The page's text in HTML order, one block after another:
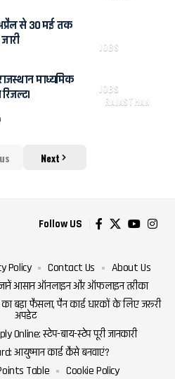
JOBS
से 30 मई तक
JOBS
RAJASTHAN
माध्यमिक
Next
Follow US
Policy Contact Us
About Us
आसान ऑनलाइन और ऑफलाइन तरीका
बड़ा फैसला, पैन कार्ड धारकों के लिए जरूरी
अपडेट
Online: स्टेप-बाय-स्टेप पूरी जानकारी
आयुष्मान कार्ड कैसे बनवाएं?
Table
Cookie Policy